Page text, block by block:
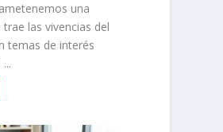
una
trae las vivencias del
temas de interés